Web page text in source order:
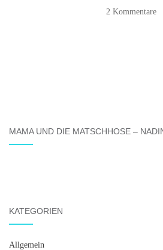
2 Kommentare
MAMA UND DIE MATSCHHOSE –
KATEGORIEN
Allgemein